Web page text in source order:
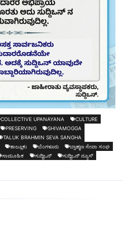
COLLECTIVE UPANAYANA
CULTURE
PRESERVING
SHIVAMOGGA
TALUK BRAHMIN SEVA SANGHA
ತಾಲ್ಲೂಕು ಬೆಂಗಳೂರು
ಬ್ರಾಹ್ಮಣ ಸೇವಾ ಸಂಘ
ಸಾಮೂಹಿಕ ಸುದ್ದಿಒನ್ ಸುದ್ದಿಒನ್ ನ್ಯೂಸ್